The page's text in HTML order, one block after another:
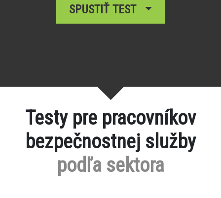
SPUSTIŤ TEST
Testy pre pracovníkov
bezpečnostnej služby
podľa sektora